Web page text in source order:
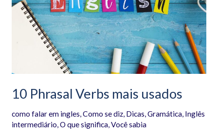
10 Phrasal Verbs mais usados
como falar em ingles,Como se diz, Dicas,Gramática, Inglês
intermediário,O que significa,Você sabia